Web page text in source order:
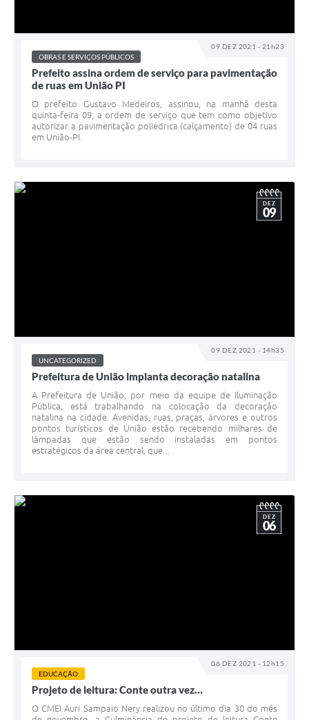
09 DEZ 2021 - 21h23
OBRAS E SERVIÇOS PÚBLICOS
Prefeito assina ordem de serviço para pavimentação
de ruas em União PI
O prefeito Gustavo Medeiros, assinou, na manhã desta
quinta-feira 09, a ordem de serviço que tem como objetivo
autorizar a pavimentação poliédrica (calçamento) de 04 ruas
em União-PI.
09 DEZ 2021 - 14h35
DEZ
09
UNCATEGORIZED
Prefeitura de União implanta decoração natalina
A Prefeitura de União, por meio da equipe de Iluminação
Pública, está trabalhando na colocação da decoração
natalina na cidade. Avenidas, ruas, praças, árvores e outros
pontos turísticos de União estão recebendo milhares de
lâmpadas que estão sendo instaladas em pontos
estratégicos da área central, que...
06 DEZ 2021 - 12h15
DEZ
06
EDUCAÇÃO
Projeto de leitura: Conte outra vez…
O CMEI Auri Sampaio Nery realizou no último dia 30 do mês